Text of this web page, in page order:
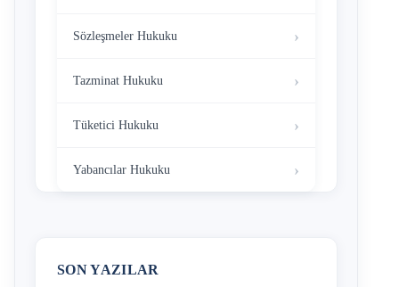
Sözleşmeler Hukuku
Tazminat Hukuku
Tüketici Hukuku
Yabancılar Hukuku
SON YAZILAR